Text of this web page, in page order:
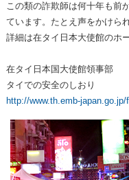
この類の詐欺師は何十年も前
ています。たとえ声をかけら
詳細は在タイ日本大使館のホ
在タイ日本国大使館領事部
タイでの安全のしおり
http://www.th.emb-